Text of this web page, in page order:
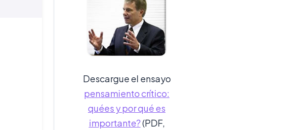
Descargue el ensayo
pensamiento crítico:
quées y por qué es
importante?(PDF,